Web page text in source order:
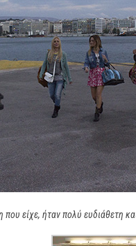
είχε, ήταν πολύ ευδιάθετη